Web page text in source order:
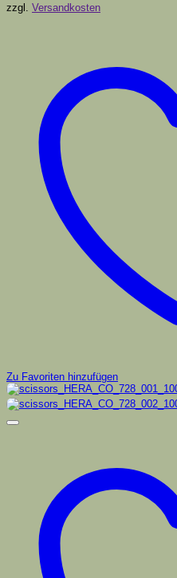
zzgl. Versandkosten
Zu Favoriten hinzufügen